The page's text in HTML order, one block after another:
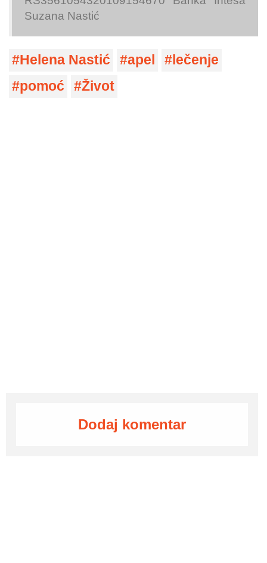
Suzana Nastić
Helena Nastić apel
lečenje
pomoć
Život
Dodaj komentar